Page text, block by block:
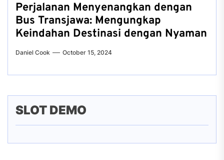
Perjalanan Menyenangkan dengan
Bus Transjawa: Mengungkap
Keindahan Destinasi dengan Nyaman
Daniel Cook October 15, 2024
SLOT DEMO